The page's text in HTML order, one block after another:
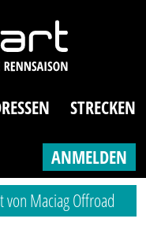
STRECKEN
ANMELDEN
Maciag Offroad